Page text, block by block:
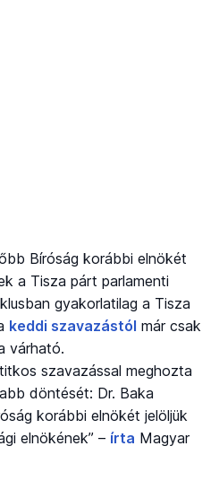
Bíróság korábbi elnökét
a Tisza párt parlamenti
gyakorlatilag a Tisza
keddi szavazástól már csak
várható.
szavazással meghozta
döntését: Dr. Baka
korábbi elnökét jelöljük
elnökének” – írta Magyar